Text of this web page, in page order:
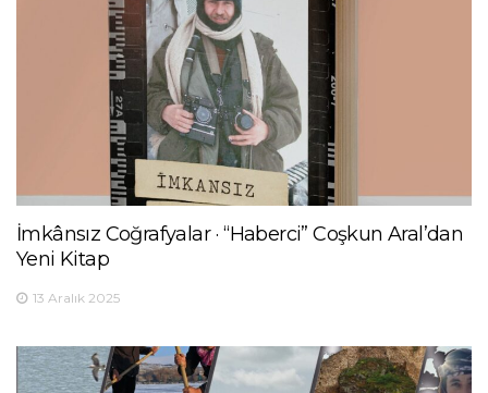
İmkânsız Coğrafyalar · “Haberci” Coşkun Aral’dan
Yeni Kitap
13 Aralık 2025